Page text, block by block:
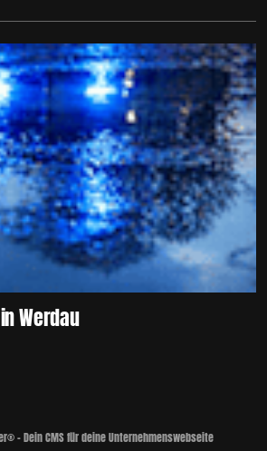
Werdau
- Dein CMS für deine Unternehmenswebseite